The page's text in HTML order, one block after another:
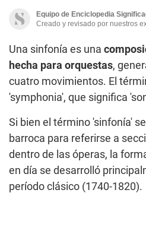
Equipo de Enciclopedia
Creado y revisado por nuestros
Una sinfonía es una
hecha para orquestas,
cuatro movimientos. El
'symphonia', que significa
Si bien el término 'sinfonía'
barroca para referirse a
dentro de las óperas, la
en día se desarrolló
período clásico (1740-1820).